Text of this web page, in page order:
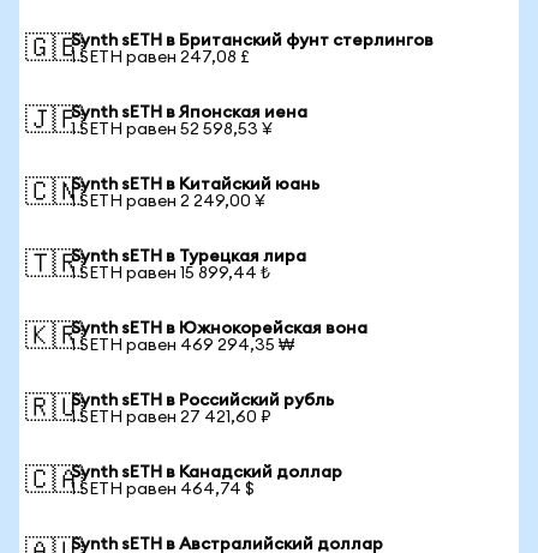
🇬🇧Synth sETH в Британский фунт стерлингов
1 SETH равен 247,08 £
🇯🇵Synth sETH в Японская иена
1 SETH равен 52 598,53 ¥
🇨🇳Synth sETH в Китайский юань
1 SETH равен 2 249,00 ¥
🇹🇷Synth sETH в Турецкая лира
1 SETH равен 15 899,44 ₺
🇰🇷Synth sETH в Южнокорейская вона
1 SETH равен 469 294,35 ₩
🇷🇺Synth sETH в Российский рубль
1 SETH равен 27 421,60 ₽
🇨🇦Synth sETH в Канадский доллар
1 SETH равен 464,74 $
Synth sETH в Австралийский доллар